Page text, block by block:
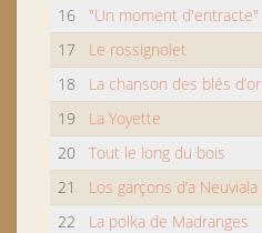
16
"Un moment d'entracte"
17
Le rossignolet
18
La chanson des blés d’or
19
La Yoyette
20
Tout le long du bois
21
Los garçons d’a Neuviala
22
La polka de Madranges